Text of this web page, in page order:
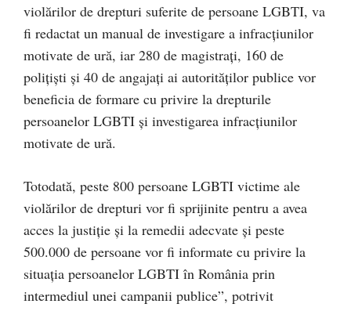
violărilor de drepturi suferite de persoane LGBTI, va
fi redactat un manual de investigare a infracțiunilor
motivate de ură, iar 280 de magistrați, 160 de
polițiști și 40 de angajați ai autorităților publice vor
beneficia de formare cu privire la drepturile
persoanelor LGBTI și investigarea infracțiunilor
motivate de ură.
Totodată, peste 800 persoane LGBTI victime ale
violărilor de drepturi vor fi sprijinite pentru a avea
acces la justiție și la remedii adecvate și peste
500.000 de persoane vor fi informate cu privire la
situația persoanelor LGBTI în România prin
intermediul unei campanii publice”, potrivit